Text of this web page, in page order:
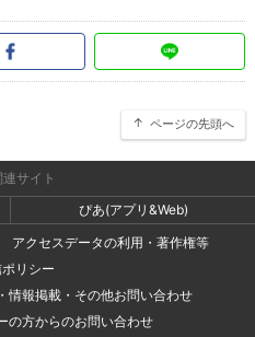
ページの先頭へ
サイト
ぴあ(アプリ&Web)
アクセスデータの利用・著作権等
リシー
情報掲載・その他お問い合わせ
の方からのお問い合わせ